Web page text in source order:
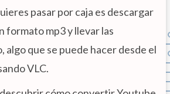
pasar por caja es descargar
formato mp3 y llevar las
algo que se puede hacer desde el
VLC.